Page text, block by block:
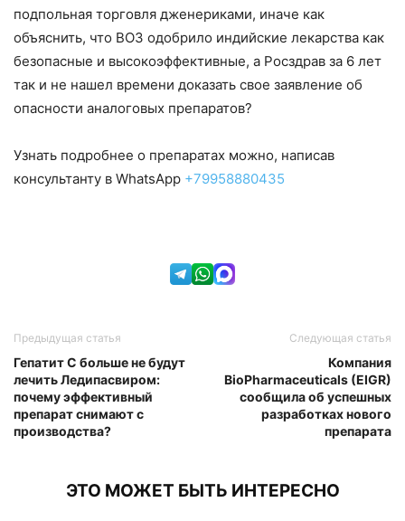
подпольная торговля дженериками, иначе как
объяснить, что ВОЗ одобрило индийские лекарства как
безопасные и высокоэффективные, а Росздрав за 6 лет
так и не нашел времени доказать свое заявление об
опасности аналоговых препаратов?
Узнать подробнее о препаратах можно, написав
консультанту в WhatsApp +79958880435
Предыдущая статья
Гепатит С больше не будут
лечить Ледипасвиром:
почему эффективный
препарат снимают с
производства?
Следующая статья
Компания
BioPharmaceuticals (EIGR)
сообщила об успешных
разработках нового
препарата
ЭТО МОЖЕТ БЫТЬ ИНТЕРЕСНО